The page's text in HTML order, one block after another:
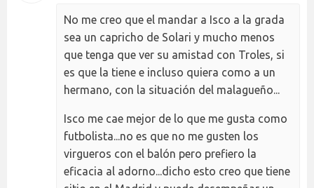
No me creo que el mandar a Isco a la grada
sea un capricho de Solari y mucho menos
que tenga que ver su amistad con Troles, si
es que la tiene e incluso quiera como a un
hermano, con la situación del malagueño...
Isco me cae mejor de lo que me gusta como
futbolista...no es que no me gusten los
virgueros con el balón pero prefiero la
eficacia al adorno...dicho esto creo que tiene